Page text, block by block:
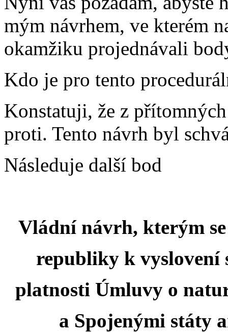
mým návrhem, ve kterém
okamžiku projednávali
Kdo je pro tento
Konstatuji, že z
proti. Tento návrh byl
Následuje další bod
Vládní návrh, kterým
republiky k vyslovení
platnosti Úmluvy o
a Spojenými státy